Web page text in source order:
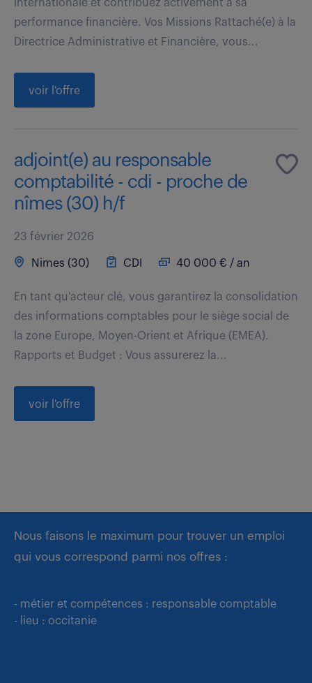
internationale et contribuez activement à sa
performance financière. Vos Missions Rattaché(e) à la
Directrice Administrative et Financière, vous...
voir l'offre
adjoint(e) au responsable
comptabilité - cdi - proche de
nîmes (30) h/f
23 février 2026
Nimes (30) CDI 40 000 € / an
En tant qu'acteur clé, vous garantirez la consolidation
des informations comptables pour le siège social de
la zone Europe, Moyen-Orient et Afrique (EMEA).
Rapports et Budget : Vous assurerez la...
voir l'offre
Nous faisons le maximum pour trouver un emploi
qui vous correspond parmi nos offres :
- métier et compétences : responsable comptable
- lieu : occitanie